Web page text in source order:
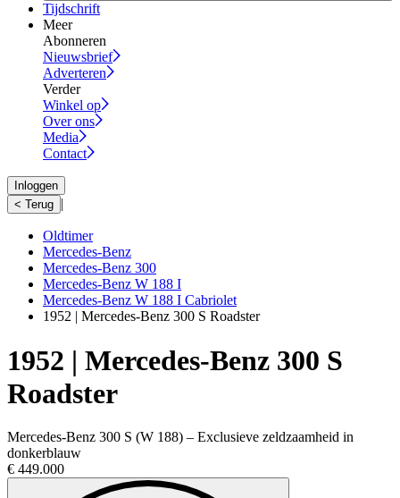
Tijdschrift
Meer
Abonneren
Nieuwsbrief
Adverteren
Verder
Winkel op
Over ons
Media
Contact
Inloggen
< Terug |
Oldtimer
Mercedes-Benz
Mercedes-Benz 300
Mercedes-Benz W 188 I
Mercedes-Benz W 188 I Cabriolet
1952 | Mercedes-Benz 300 S Roadster
1952 | Mercedes-Benz 300 S
Roadster
Mercedes-Benz 300 S (W 188) – Exclusieve zeldzaamheid in
donkerblauw
€ 449.000